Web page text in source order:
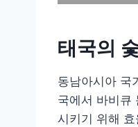
태국의
동남아시아 국
국에서 바비큐
시키기 위해